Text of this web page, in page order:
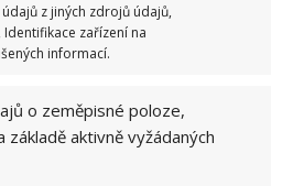
z jiných zdrojů údajů,
zařízení na
informací.
o zeměpisné poloze,
aktivně vyžádaných